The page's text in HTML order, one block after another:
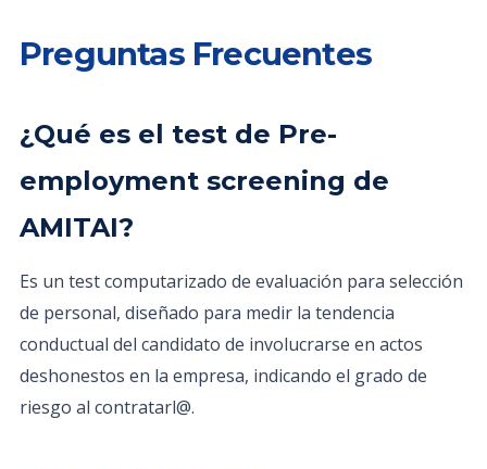
Preguntas Frecuentes
¿Qué es el test de Pre-
employment screening de
AMITAI?
Es un test computarizado de evaluación para selección
de personal, diseñado para medir la tendencia
conductual del candidato de involucrarse en actos
deshonestos en la empresa, indicando el grado de
riesgo al contratarl@.